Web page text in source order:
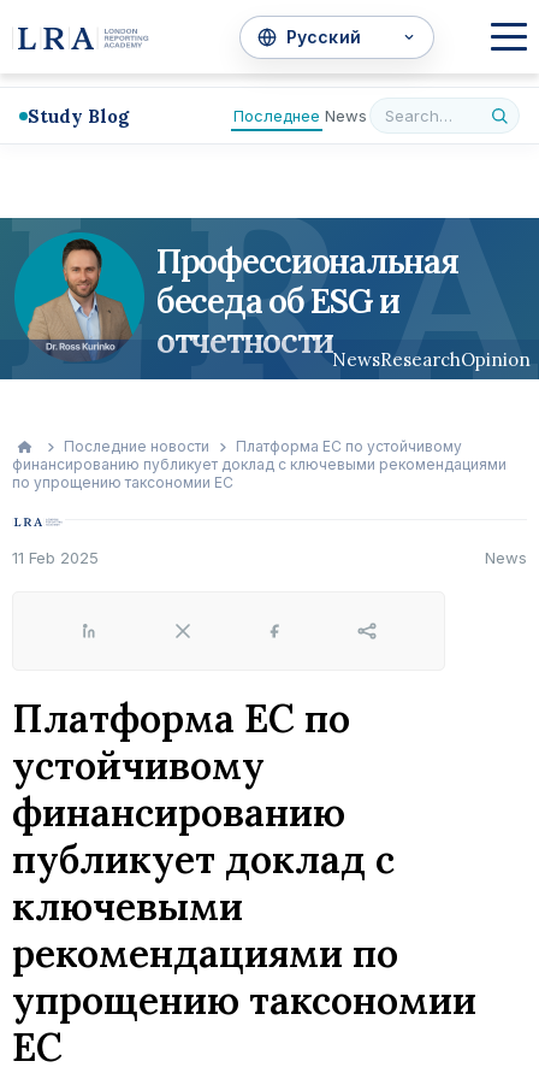
Study Blog Последнее News
Профессиональная
беседа об ESG и
отчетностиNewsResearchOpinion
LRA
Последние новости
Платформа ЕС по устойчивому
финансированию публикует доклад с ключевыми рекомендациями
по упрощению таксономии ЕС
11 Feb 2025 News
LinkedIn X Facebook Share
Платформа ЕС по
устойчивому
финансированию
публикует доклад с
ключевыми
рекомендациями по
упрощению таксономии
ЕС